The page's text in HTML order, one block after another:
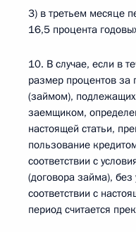
3) в третьем месяце
16,5 процента
10. В случае, если в
размер процентов за
(займом),
заемщиком,
настоящей статьи,
пользование
соответствии с
(договора займа),
соответствии с
период считается